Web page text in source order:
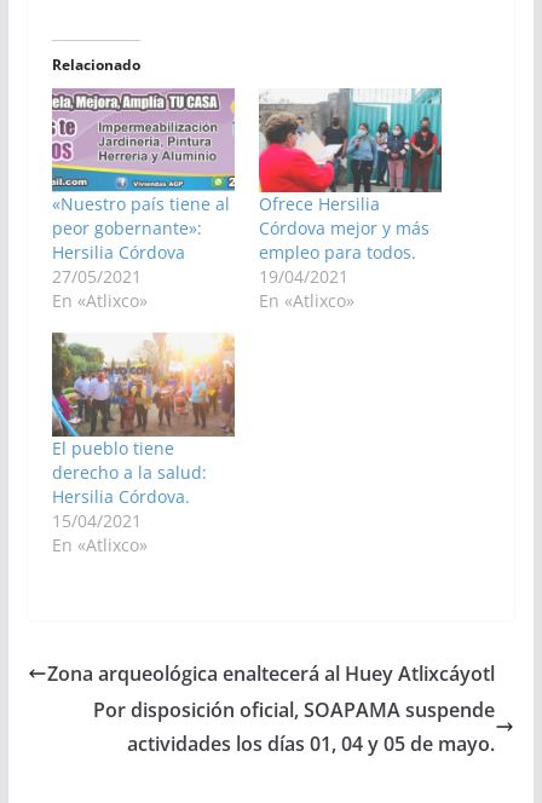
Relacionado
«Nuestro país tiene al
peor gobernante»:
Hersilia Córdova​
27/05/2021
En «Atlixco»
Ofrece Hersilia
Córdova mejor y más
empleo para todos.
19/04/2021
En «Atlixco»
El pueblo tiene
derecho a la salud:
Hersilia Córdova.
15/04/2021
En «Atlixco»
Zona arqueológica enaltecerá al Huey Atlixcáyotl
Por disposición oficial, SOAPAMA suspende
actividades los días 01, 04 y 05 de mayo.